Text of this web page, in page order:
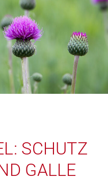
SCHUTZ
GALLE